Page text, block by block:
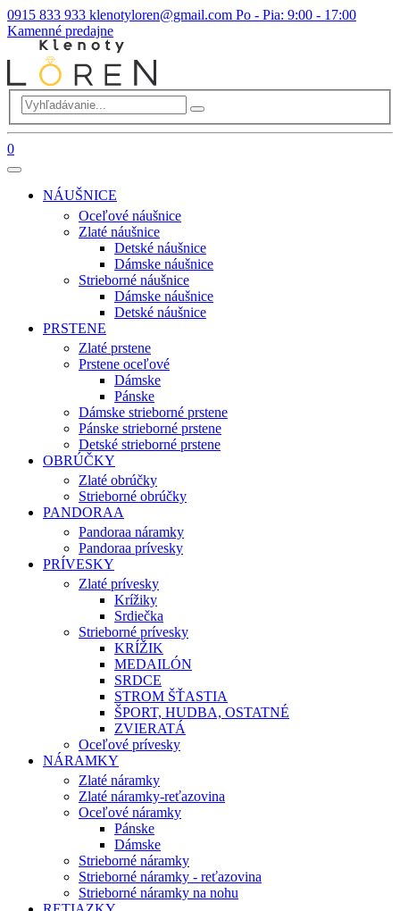
0915 833 933 klenotyloren@gmail.com Po - Pia: 9:00 - 17:00
Kamenné predajne
0
NÁUŠNICE
Oceľové náušnice
Zlaté náušnice
Detské náušnice
Dámske náušnice
Strieborné náušnice
Dámske náušnice
Detské náušnice
PRSTENE
Zlaté prstene
Prstene oceľové
Dámske
Pánske
Dámske strieborné prstene
Pánske strieborné prstene
Detské strieborné prstene
OBRÚČKY
Zlaté obrúčky
Strieborné obrúčky
PANDORAA
Pandoraa náramky
Pandoraa prívesky
PRÍVESKY
Zlaté prívesky
Krížiky
Srdiečka
Strieborné prívesky
KRÍŽIK
MEDAILÓN
SRDCE
STROM ŠŤASTIA
ŠPORT, HUDBA, OSTATNÉ
ZVIERATÁ
Oceľové prívesky
NÁRAMKY
Zlaté náramky
Zlaté náramky-reťazovina
Oceľové náramky
Pánske
Dámske
Strieborné náramky
Strieborné náramky - reťazovina
Strieborné náramky na nohu